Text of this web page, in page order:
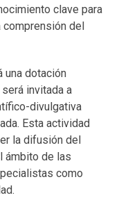
clave para
comprensión del
una dotación
invitada a
divulgativa
Esta actividad
la difusión del
ámbito de las
como